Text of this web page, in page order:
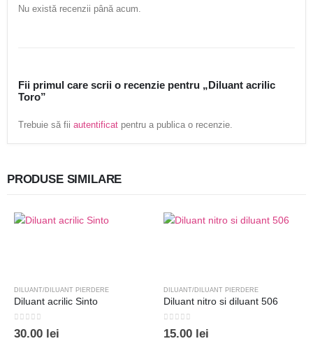
Nu există recenzii până acum.
Fii primul care scrii o recenzie pentru „Diluant acrilic
Toro”
Trebuie să fii autentificat pentru a publica o recenzie.
PRODUSE SIMILARE
DILUANT/DILUANT PIERDERE
Diluant acrilic Sinto
0out of 5
30.00 lei
DILUANT/DILUANT PIERDERE
Diluant nitro si diluant 506
0 out of 5
15.00 lei